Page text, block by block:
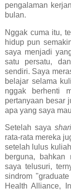
pengalaman
bulan.
Nggak cuma itu,
hidup pun
saya menjadi
satu persatu,
sendiri. Saya
belajar selama
nggak berhenti
pertanyaan besar
apa yang saya
Setelah saya
rata-rata mereka
setelah lulus
berguna, bahkan
saya telusuri,
sindrom
Health Alliance,